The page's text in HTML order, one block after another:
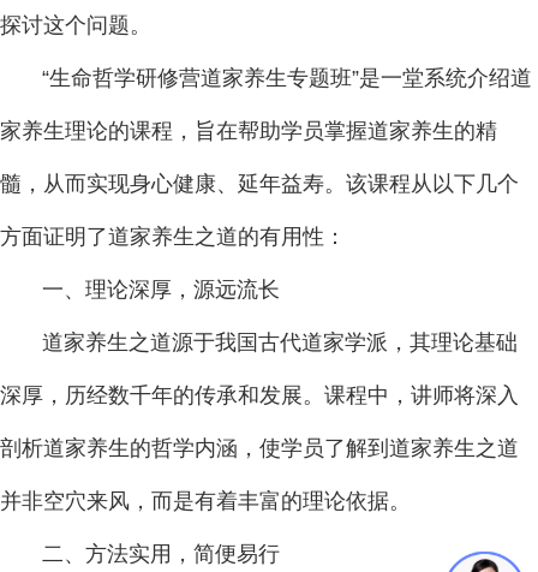
探讨这个问题。
“生命哲学研修营道家养生专题班”是一堂系统介绍道
家养生理论的课程，旨在帮助学员掌握道家养生的精
髓，从而实现身心健康、延年益寿。该课程从以下几个
方面证明了道家养生之道的有用性：
一、理论深厚，源远流长
道家养生之道源于我国古代道家学派，其理论基础
深厚，历经数千年的传承和发展。课程中，讲师将深入
剖析道家养生的哲学内涵，使学员了解到道家养生之道
并非空穴来风，而是有着丰富的理论依据。
二、方法实用，简便易行